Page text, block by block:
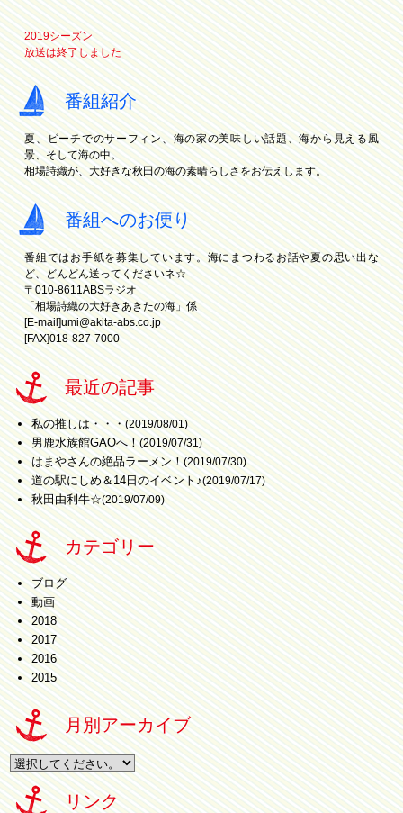
2019シーズン
放送は終了しました
番組紹介
夏、ビーチでのサーフィン、海の家の美味しい話題、海から見える風
景、そして海の中。
相場詩織が、大好きな秋田の海の素晴らしさをお伝えします。
番組へのお便り
番組ではお手紙を募集しています。海にまつわるお話や夏の思い出な
ど、どんどん送ってくださいネ☆
〒010-8611ABSラジオ
「相場詩織の大好きあきたの海」係
[E-mail]umi@akita-abs.co.jp
[FAX]018-827-7000
最近の記事
私の推しは・・・ (2019/08/01)
男鹿水族館GAOへ！ (2019/07/31)
はまやさんの絶品ラーメン！ (2019/07/30)
道の駅にしめ＆14日のイベント♪(2019/07/17)
秋田由利牛☆(2019/07/09)
カテゴリー
ブログ
動画
2018
2017
2016
2015
月別アーカイブ
リンク